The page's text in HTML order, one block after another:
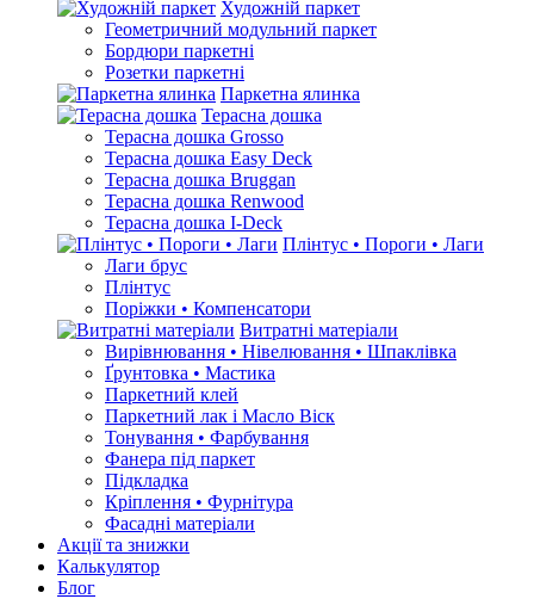
Художній паркет
Геометричний модульний паркет
Бордюри паркетні
Розетки паркетні
Паркетна ялинка
Терасна дошка
Терасна дошка Grosso
Терасна дошка Easy Deck
Терасна дошка Bruggan
Терасна дошка Renwood
Терасна дошка I-Deck
Плінтус • Пороги • Лаги
Лаги брус
Плінтус
Поріжки • Компенсатори
Витратні матеріали
Вирівнювання • Нівелювання • Шпаклівка
Ґрунтовкa • Мастика
Паркетний клей
Паркетний лак і Масло Віск
Тонування • Фарбування
Фанера під паркет
Підкладка
Кріплення • Фурнітура
Фасадні матеріали
Акції та знижки
Калькулятор
Блог